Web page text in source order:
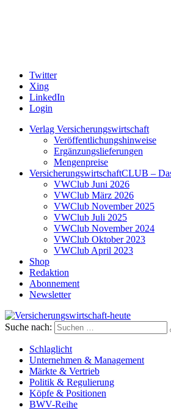
Twitter
Xing
LinkedIn
Login
Verlag Versicherungswirtschaft
Veröffentlichungshinweise
Ergänzungslieferungen
Mengenpreise
VersicherungswirtschaftCLUB –
VWClub Juni 2026
VWClub März 2026
VWClub November 2025
VWClub Juli 2025
VWClub November 2024
VWClub Oktober 2023
VWClub April 2023
Shop
Redaktion
Abonnement
Newsletter
Versicherungswirtschaft-heute
Suche nach:
Schlaglicht
Unternehmen & Management
Märkte & Vertrieb
Politik & Regulierung
Köpfe & Positionen
BWV-Reihe